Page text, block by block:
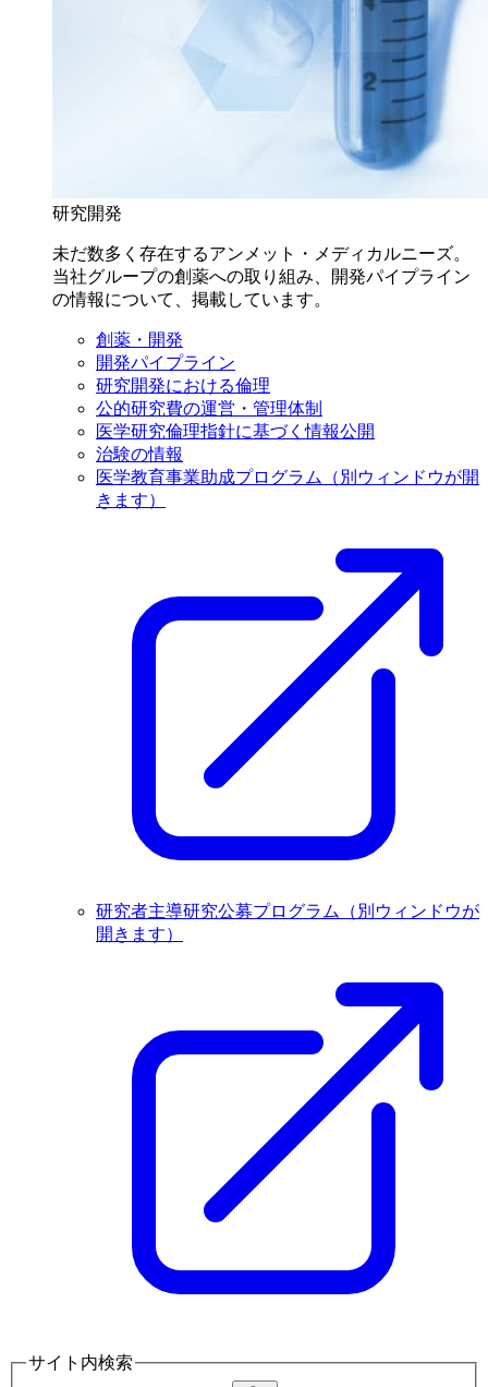
研究開発
未だ数多く存在するアンメット・メディカルニーズ。
当社グループの創薬への取り組み、開発パイプライン
の情報について、掲載しています。
創薬・開発
開発パイプライン
研究開発における倫理
公的研究費の運営・管理体制
医学研究倫理指針に基づく情報公開
治験の情報
医学教育事業助成プログラム
（別ウィンドウが開
きます）
研究者主導研究公募プログラム
（別ウィンドウが
開きます）
サイト内検索